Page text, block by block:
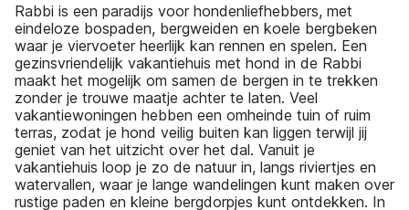
Rabbi is een paradijs voor hondenliefhebbers, met
eindeloze bospaden, bergweiden en koele bergbeken
waar je viervoeter heerlijk kan rennen en spelen. Een
gezinsvriendelijk vakantiehuis met hond in de Rabbi
maakt het mogelijk om samen de bergen in te trekken
zonder je trouwe maatje achter te laten. Veel
vakantiewoningen hebben een omheinde tuin of ruim
terras, zodat je hond veilig buiten kan liggen terwijl jij
geniet van het uitzicht over het dal. Vanuit je
vakantiehuis loop je zo de natuur in, langs riviertjes en
watervallen, waar je lange wandelingen kunt maken over
rustige paden en kleine bergdorpjes kunt ontdekken. In